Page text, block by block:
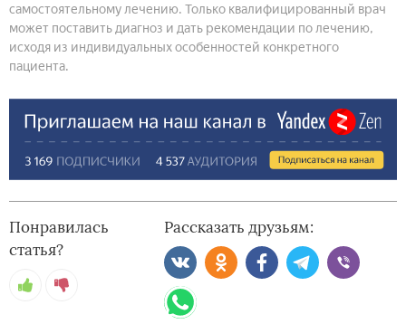
самостоятельному лечению. Только квалифицированный врач
может поставить диагноз и дать рекомендации по лечению,
исходя из индивидуальных особенностей конкретного
пациента.
Понравилась
статья?
Рассказать друзьям: